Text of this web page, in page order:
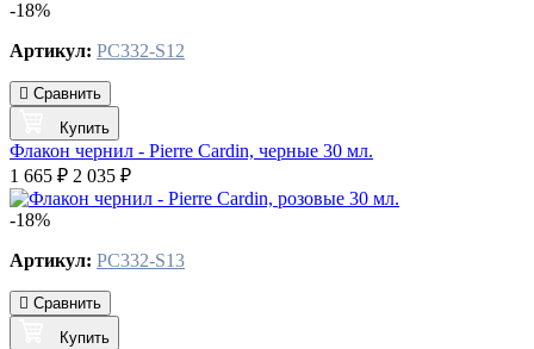
-18%
Артикул: PC332-S12
Сравнить
Купить
Флакон чернил - Pierre Cardin, черные 30 мл.
1 665 ₽ 2 035 ₽
-18%
Артикул: PC332-S13
Сравнить
Купить